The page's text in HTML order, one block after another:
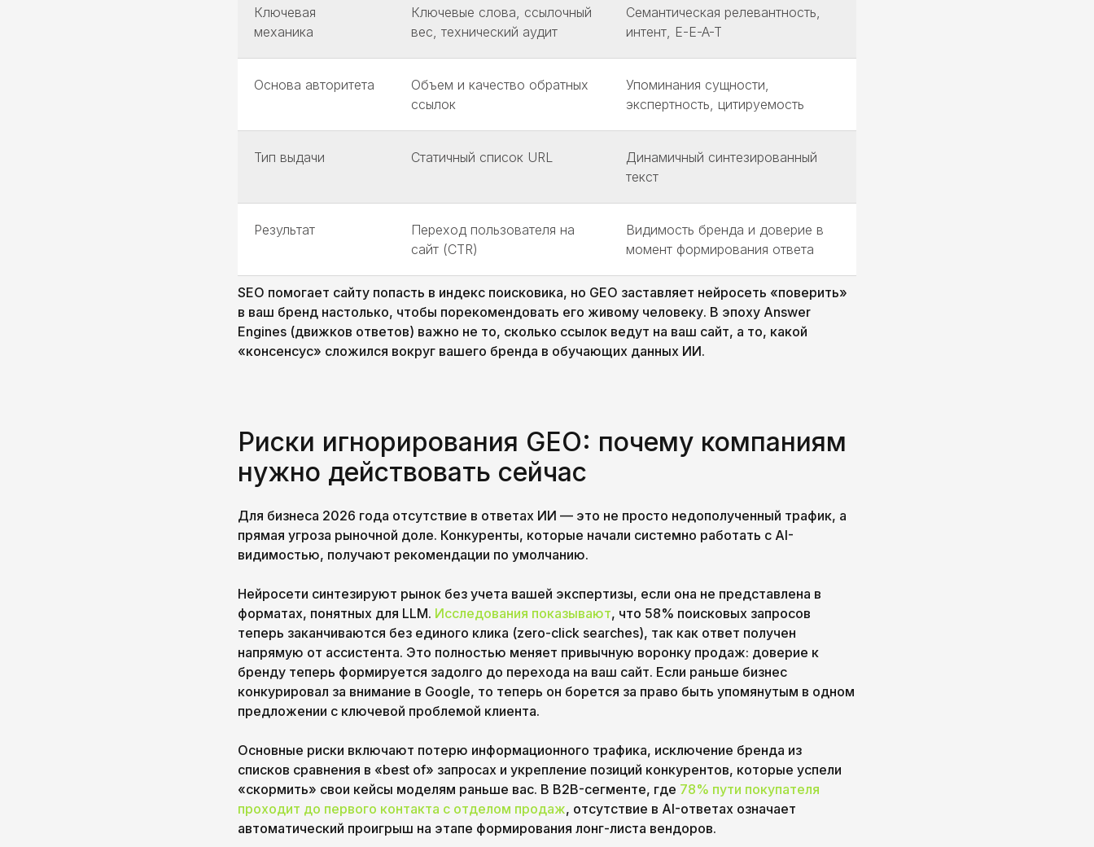
Ключевая
механика
Ключевые слова, ссылочный
вес, технический аудит
Семантическая релевантность,
интент, E-E-A-T
Основа авторитета
Объем и качество обратных
ссылок
Упоминания сущности,
экспертность, цитируемость
Тип выдачи Статичный список URL
Динамичный синтезированный
текст
Результат
Переход пользователя на
сайт (CTR)
Видимость бренда и доверие в
момент формирования ответа
SEO помогает сайту попасть в индекс поисковика, но GEO заставляет нейросеть «поверить»
в ваш бренд настолько, чтобы порекомендовать его живому человеку. В эпоху Answer
Engines (движков ответов) важно не то, сколько ссылок ведут на ваш сайт, а то, какой
«консенсус» сложился вокруг вашего бренда в обучающих данных ИИ.
Риски игнорирования GEO: почему компаниям
нужно действовать сейчас
Для бизнеса 2026 года отсутствие в ответах ИИ — это не просто недополученный трафик, а
прямая угроза рыночной доле. Конкуренты, которые начали системно работать с AI-
видимостью, получают рекомендации по умолчанию.
Нейросети синтезируют рынок без учета вашей экспертизы, если она не представлена в
форматах, понятных для LLM. Исследования показывают, что 58% поисковых запросов
теперь заканчиваются без единого клика (zero-click searches), так как ответ получен
напрямую от ассистента. Это полностью меняет привычную воронку продаж: доверие к
бренду теперь формируется задолго до перехода на ваш сайт. Если раньше бизнес
конкурировал за внимание в Google, то теперь он борется за право быть упомянутым в одном
предложении с ключевой проблемой клиента.
Основные риски включают потерю информационного трафика, исключение бренда из
списков сравнения в «best of» запросах и укрепление позиций конкурентов, которые успели
«скормить» свои кейсы моделям раньше вас. В B2B-сегменте, где 78% пути покупателя
проходит до первого контакта с отделом продаж, отсутствие в AI-ответах означает
автоматический проигрыш на этапе формирования лонг-листа вендоров.